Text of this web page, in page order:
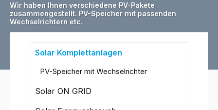
Wir haben Ihnen verschiedene PV-Pakete
zusammengestellt. PV-Speicher mit passenden
Wechselrichtern etc.
Solar Komplettanlagen
PV-Speicher mit Wechselrichter
Solar ON GRID